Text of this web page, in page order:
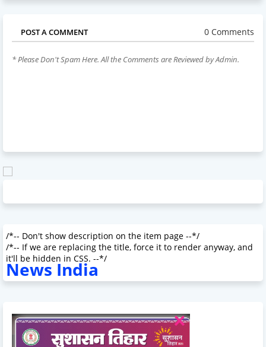
POST A COMMENT 0 Comments
* Please Don't Spam Here. All the Comments are Reviewed by Admin.
/*-- Don't show description on the item page --*/
/*-- If we are replacing the title, force it to render anyway, and
it'll be hidden in CSS. --*/
News India